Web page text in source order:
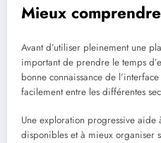
Mieux
Avant d’utiliser pleinement une
important de prendre le temps
bonne connaissance de
facilement entre les différentes
Une exploration progressive aide
disponibles et à mieux organiser